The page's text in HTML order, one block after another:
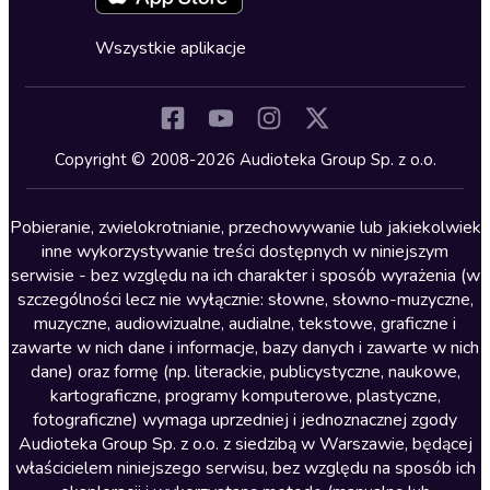
Kryminały
Lektury szkolne
Literatura anglojęzyczna
Literatura faktu
Literatura obyczajowa
Literatura piękna obca
Literatura piękna polska
Nagrania relaksacyjne
Nauka języków
Cykle audiobooków
Wszystkie aplikacje
Copyright © 2008-2026 Audioteka Group Sp. z o.o.
Pobieranie, zwielokrotnianie, przechowywanie lub jakiekolwiek
inne wykorzystywanie treści dostępnych w niniejszym
serwisie - bez względu na ich charakter i sposób wyrażenia (w
szczególności lecz nie wyłącznie: słowne, słowno-muzyczne,
muzyczne, audiowizualne, audialne, tekstowe, graficzne i
zawarte w nich dane i informacje, bazy danych i zawarte w nich
dane) oraz formę (np. literackie, publicystyczne, naukowe,
kartograficzne, programy komputerowe, plastyczne,
fotograficzne) wymaga uprzedniej i jednoznacznej zgody
Audioteka Group Sp. z o.o. z siedzibą w Warszawie, będącej
właścicielem niniejszego serwisu, bez względu na sposób ich